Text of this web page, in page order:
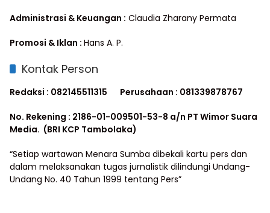
Administrasi & Keuangan : Claudia Zharany Permata
Promosi & Iklan : Hans A. P.
Kontak Person
Redaksi : 082145511315 Perusahaan : 081339878767
No. Rekening : 2186-01-009501-53-8 a/n PT Wimor Suara
Media. (BRI KCP Tambolaka)
“Setiap wartawan Menara Sumba dibekali kartu pers dan
dalam melaksanakan tugas jurnalistik dilindungi Undang-
Undang No. 40 Tahun 1999 tentang Pers”